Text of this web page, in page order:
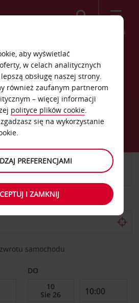
Menu
Jyväskylä
SAMOCHÓD
DOSTAWCZY
samochodu
DO
aby wyświetlać
w celach analitycznych
obsługę naszej strony.
również zaufanym partnerom
– więcej informacji
polityce plików cookie.
zgadzasz się na wykorzystanie
PREFERENCJAMI
I ZAMKNIJ